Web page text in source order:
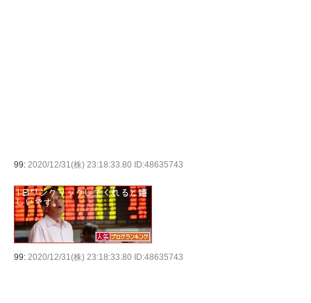
99: 2020/12/31(株) 23:18:33.80 ID:48635743
99: 2020/12/31(株) 23:18:33.80 ID:48635743